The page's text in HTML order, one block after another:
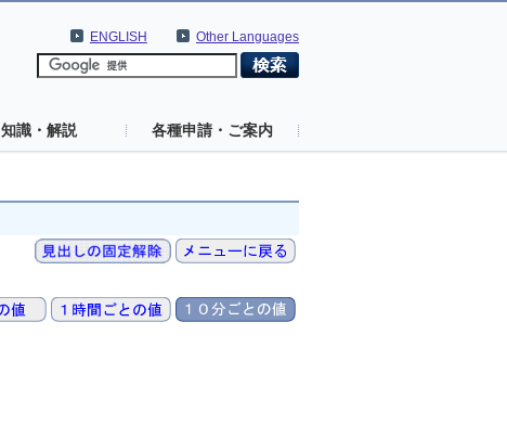
Other Languages
ENGLISH
知識・解説 各種申請・ご案内